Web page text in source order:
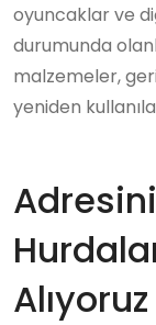
oyuncaklar ve
durumunda
malzemeler,
yeniden
Alıyoruz